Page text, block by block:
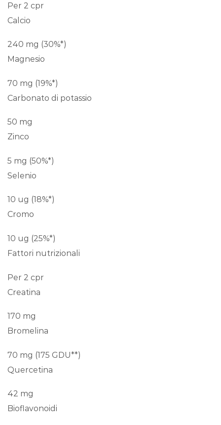
Per 2 cpr
Calcio
240 mg (30%*)
Magnesio
70 mg (19%*)
Carbonato di potassio
50 mg
Zinco
5 mg (50%*)
Selenio
10 ug (18%*)
Cromo
10 ug (25%*)
Fattori nutrizionali
Per 2 cpr
Creatina
170 mg
Bromelina
70 mg (175 GDU**)
Quercetina
42 mg
Bioflavonoidi